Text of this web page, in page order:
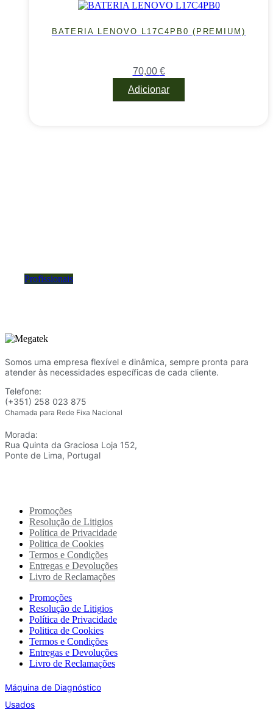
BATERIA LENOVO L17C4PB0 (PREMIUM)
70,00 €
Adicionar
Profissionais
Somos uma empresa flexível e dinâmica, sempre pronta para
atender às necessidades específicas de cada cliente.
Telefone:
(+351) 258 023 875
Chamada para Rede Fixa Nacional
Morada:
Rua Quinta da Graciosa Loja 152,
Ponte de Lima, Portugal
Promoções
Resolução de Litigios
Política de Privacidade
Politica de Cookies
Termos e Condições
Entregas e Devoluções
Livro de Reclamações
Promoções
Resolução de Litigios
Política de Privacidade
Politica de Cookies
Termos e Condições
Entregas e Devoluções
Livro de Reclamações
Máquina de Diagnóstico
Usados